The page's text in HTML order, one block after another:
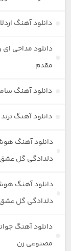
دانلود آهنگ
دانلود مداحی
مقدم
دانلود آهنگ
دانلود آهنگ
دانلود آهنگ
دلدادگی گل
دانلود آهنگ
دلدادگی گل
دانلود آهنگ
مصنوعی زن